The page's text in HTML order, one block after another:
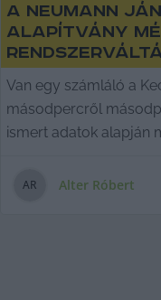
A Neumann
Alapítvány
Van egy számláló a
másodpercről
ismert adatok alapján
AR Alter Róbert